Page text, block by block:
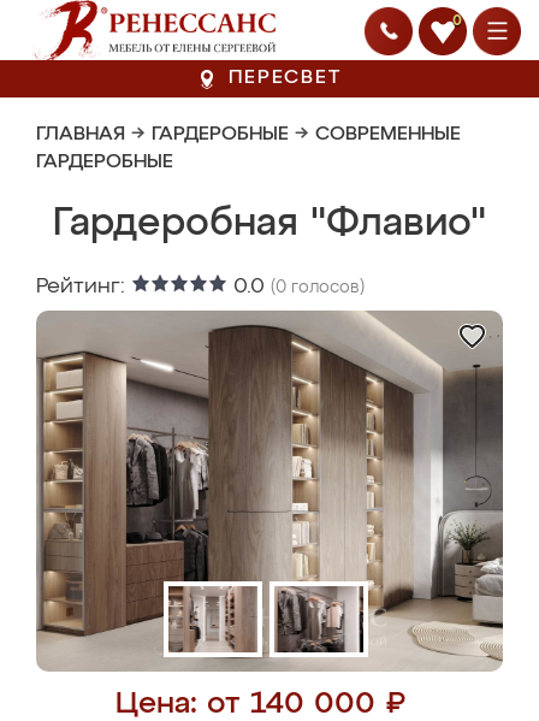
0
ПЕРЕСВЕТ
ГЛАВНАЯ → ГАРДЕРОБНЫЕ → СОВРЕМЕННЫЕ
ГАРДЕРОБНЫЕ
Гардеробная "Флавио"
Рейтинг: 0.0 (0 голосов)
Цена: от 140 000 ₽